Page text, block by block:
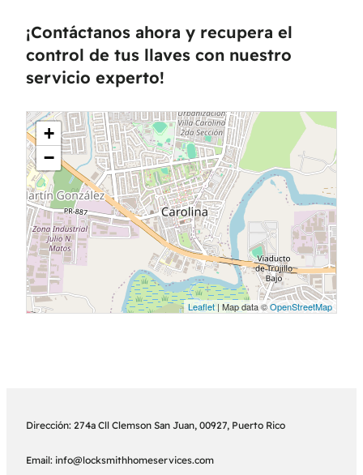
¡Contáctanos ahora y recupera el
control de tus llaves con nuestro
servicio experto!
+
−
Leaflet| Map data ©OpenStreetMap
Dirección: 274a Cll Clemson San Juan, 00927, Puerto Rico
Email: info@locksmithhomeservices.com